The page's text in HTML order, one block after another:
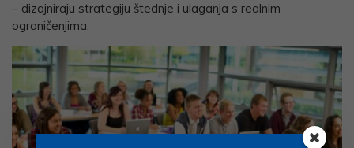
– dizajniraju strategiju štednje i ulaganja s realnim
ograničenjima.